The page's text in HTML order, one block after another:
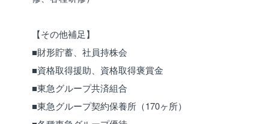
【その他補足】
■財形貯蓄、社員持株会
■資格取得援助、資格取得褒賞金
■東急グループ共済組合
■東急グループ契約保養所（170ヶ所）